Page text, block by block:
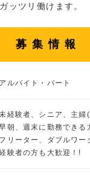
ッツリ働けます。
募集情報
アルバイト・パート
経験者、シニア、主婦
朝、週末に勤務できる
フリーター、ダブルワー
験者の方も大歓迎！!